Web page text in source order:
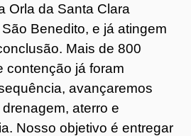
Orla da Santa Clara
Benedito, e já atingem
Mais de 800
contenção já foram
avançaremos
aterro e
Nosso objetivo é entregar